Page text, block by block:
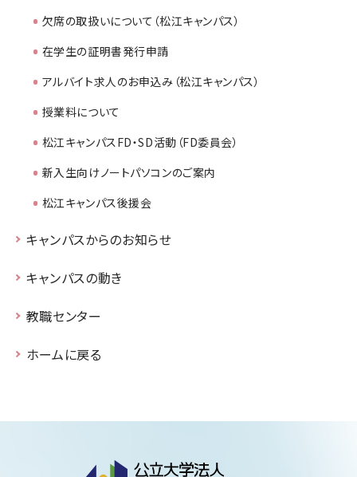
欠席の取扱いについて（松江キャンパス）
在学生の証明書発行申請
アルバイト求人のお申込み（松江キャンパス）
授業料について
松江キャンパスFD・SD活動（FD委員会）
新入生向けノートパソコンのご案内
松江キャンパス後援会
キャンパスからのお知らせ
キャンパスの動き
教職センター
ホームに戻る